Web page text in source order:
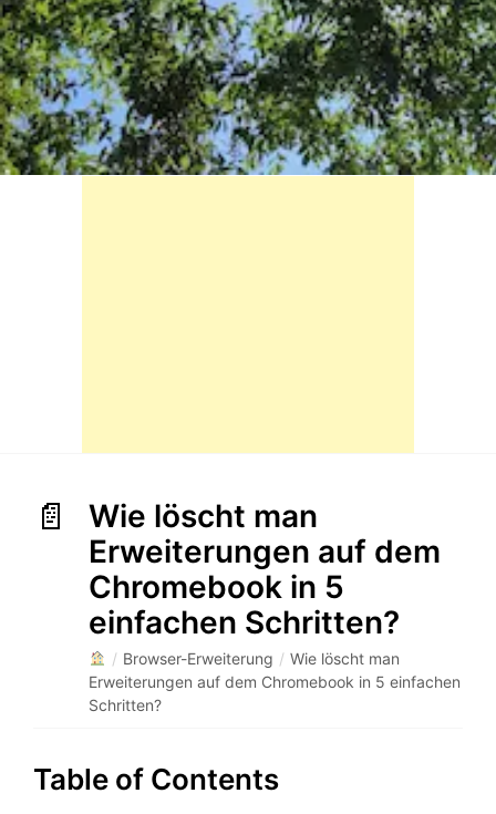
Wie löscht man
Erweiterungen auf dem
Chromebook in 5
einfachen Schritten?
/ Browser-Erweiterung / Wie löscht man
Erweiterungen auf dem Chromebook in 5 einfachen
Schritten?
Table of Contents